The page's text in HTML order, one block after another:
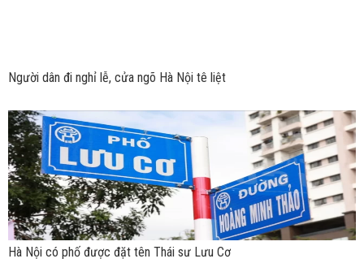
Người dân đi nghỉ lễ, cửa ngõ Hà Nội tê liệt
Hà Nội có phố được đặt tên Thái sư Lưu Cơ